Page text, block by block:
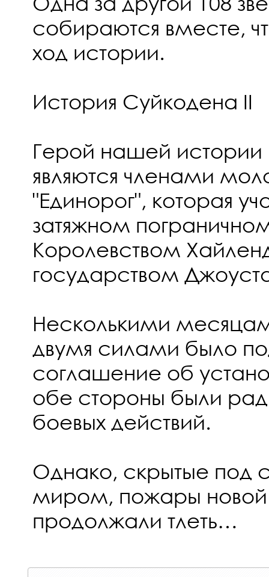
собираются вместе,
ход истории.
История Суйкодена II
Герой нашей истории
являются членами
"Единорог", которая
затяжном
Королевством
государством
Несколькими
двумя силами было
соглашение об
обе стороны были
боевых действий.
Однако, скрытые под
миром, пожары новой
продолжали тлеть…